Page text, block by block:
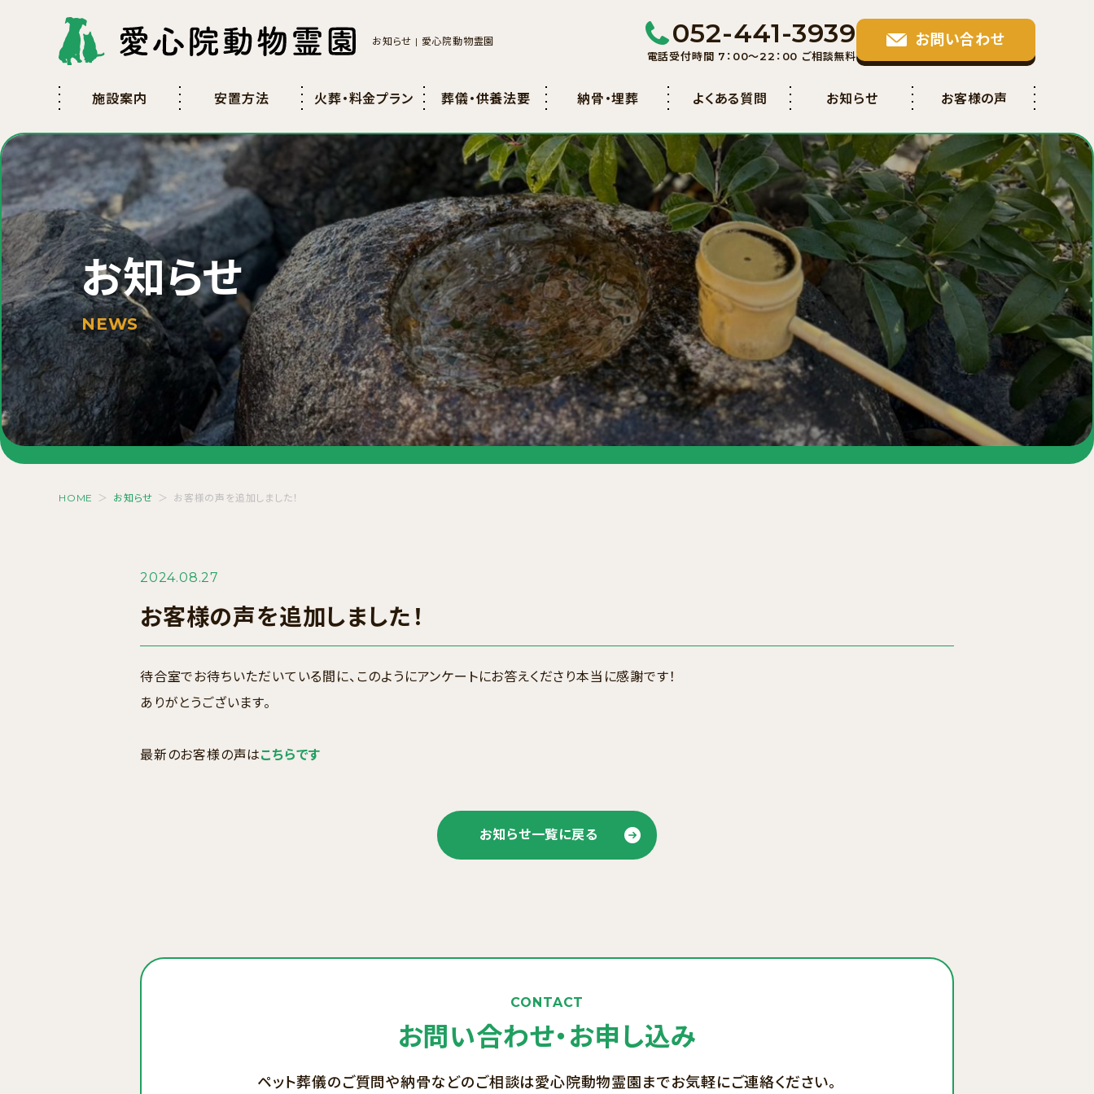
お知らせ | 愛心院動物霊園 052-441-3939
電話受付時間 7：00〜22：00 ご相談無料
お問い合わせ
施設案内 安置方法 火葬・料金プラン 葬儀・供養法要 納骨・埋葬 よくある質問 お知らせ お客様の声
お知らせ
NEWS
HOME ＞ お知らせ ＞ お客様の声を追加しました！
2024.08.27
お客様の声を追加しました！
待合室でお待ちいただいている間に、このようにアンケートにお答えくださり本当に感謝です！
ありがとうございます。
最新のお客様の声はこちらです
お知らせ一覧に戻る
CONTACT
お問い合わせ・お申し込み
ペット葬儀のご質問や納骨などのご相談は愛心院動物霊園までお気軽にご連絡ください。